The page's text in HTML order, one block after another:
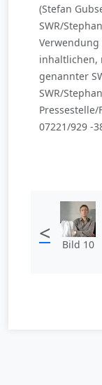
(Stefan
SWR/
Verwendung
inhaltlichen,
genannter
SWR/
07221/929 -
< Bild 10